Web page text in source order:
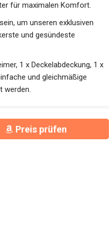
für maximalen Komfort.
um unseren exklusiven
und gesündeste
1 x Deckelabdeckung, 1 x
und gleichmäßige
werden.
Preis prüfen